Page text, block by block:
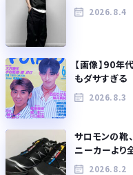
2026.8.4
【画像】90年
もダサすぎる
2026.8.3
サロモンの靴
ニーカーより
2026.8.2